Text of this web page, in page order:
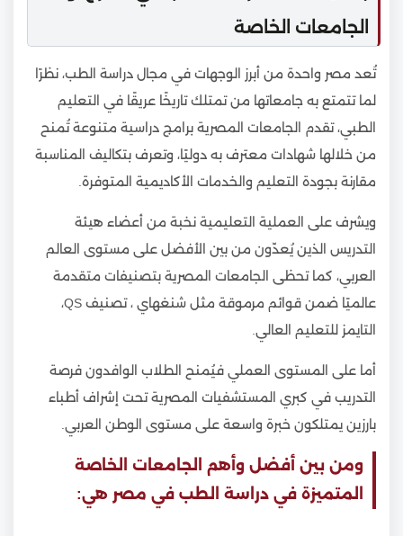
الجامعات الخاصة
تُعد مصر واحدة من أبرز الوجهات في مجال دراسة الطب، نظرًا
لما تتمتع به جامعاتها من تمتلك تاريخًا عريقًا في التعليم
الطبي، تقدم الجامعات المصرية برامج دراسية متنوعة تُمنح
من خلالها شهادات معترف به دوليًا، وتعرف بتكاليف المناسبة
مقارنة بجودة التعليم والخدمات الأكاديمية المتوفرة.
ويشرف على العملية التعليمية نخبة من أعضاء هيئة
التدريس الذين يُعدّون من بين الأفضل على مستوى العالم
العربي، كما تحظى الجامعات المصرية بتصنيفات متقدمة
عالميًا ضمن قوائم مرموقة مثل شنغهاي ، تصنيف QS،
التايمز للتعليم العالي.
أما على المستوى العملي فيُمنح الطلاب الوافدون فرصة
التدريب في كبري المستشفيات المصرية تحت إشراف أطباء
بارزين يمتلكون خبرة واسعة على مستوى الوطن العربي.
ومن بين أفضل وأهم الجامعات الخاصة
المتميزة في دراسة الطب في مصر هي: